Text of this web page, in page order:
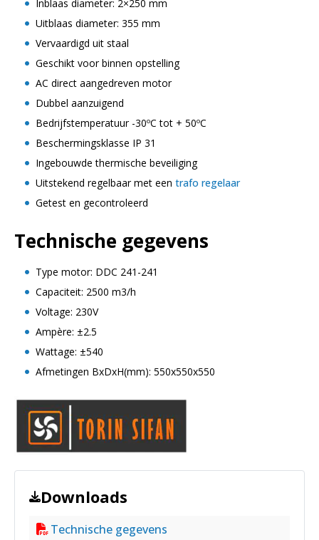
Inblaas diameter: 2×250 mm
Uitblaas diameter: 355 mm
Vervaardigd uit staal
Geschikt voor binnen opstelling
AC direct aangedreven motor
Dubbel aanzuigend
Bedrijfstemperatuur -30ºC tot + 50ºC
Beschermingsklasse IP 31
Ingebouwde thermische beveiliging
Uitstekend regelbaar met een trafo regelaar
Getest en gecontroleerd
Technische gegevens
Type motor: DDC 241-241
Capaciteit: 2500 m3/h
Voltage: 230V
Ampère: ±2.5
Wattage: ±540
Afmetingen BxDxH(mm): 550x550x550
Downloads
Technische gegevens